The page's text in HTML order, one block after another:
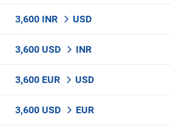
3,600 INR USD
3,600 USD INR
3,600 EUR USD
3,600 USD EUR